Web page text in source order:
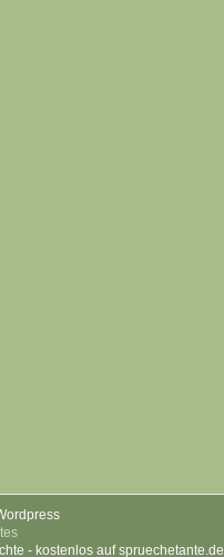
- kostenlos auf spruechetante.de